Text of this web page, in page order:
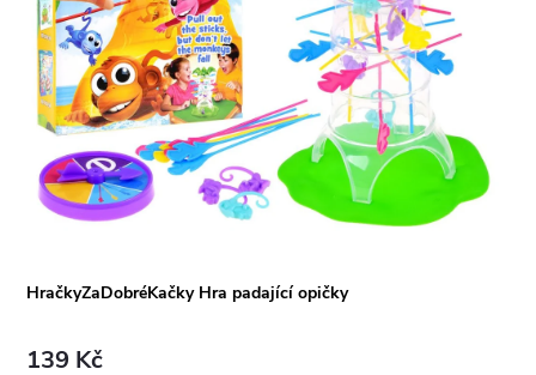
HračkyZaDobréKačky Hra padající opičky
139 Kč